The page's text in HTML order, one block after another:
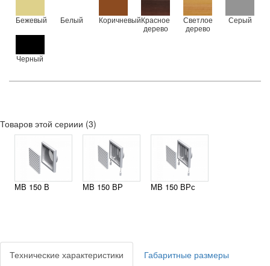
Бежевый Белый КоричневыйКрасное
дерево
Светлое
дерево
Серый
Черный
Товаров этой сериии (3)
МВ 150 В МВ 150 ВР МВ 150 ВРс
Технические характеристики Габаритные размеры